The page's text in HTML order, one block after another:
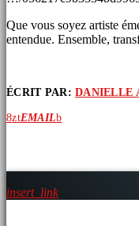
Que vous soyez artiste
entendue. Ensemble,
ÉCRIT PAR:DANIELLE
EMAIL
insert_link